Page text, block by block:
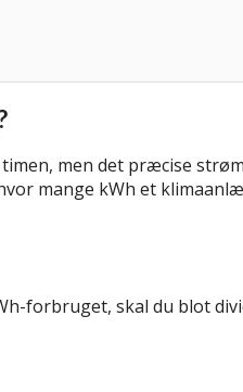
men det præcise
mange kWh et
forbruget, skal du blot